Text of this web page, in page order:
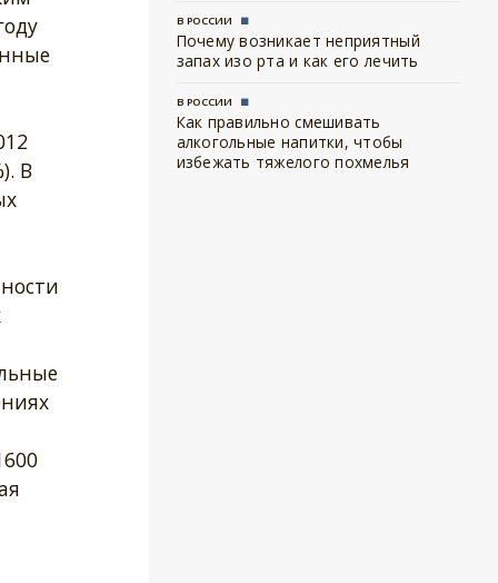
В
В РОССИИ
Почему возникает неприятный
запах изо рта и как его лечить
В РОССИИ
Как правильно смешивать
алкогольные напитки, чтобы
избежать тяжелого похмелья